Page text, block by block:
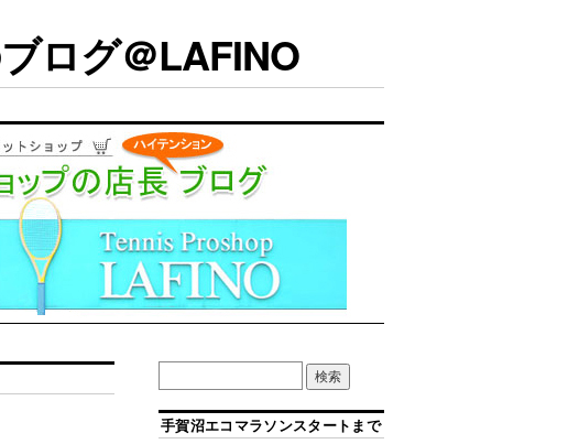
ログ＠LAFINO
手賀沼エコマラソンスタートまで